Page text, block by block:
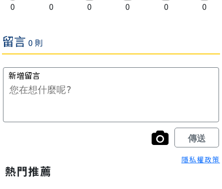
0 0 0 0 0 0
隱私權政策
熱門推薦